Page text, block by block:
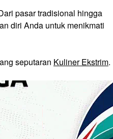
pasar tradisional hingga
diri Anda untuk menikmati
seputaran Kuliner Ekstrim.